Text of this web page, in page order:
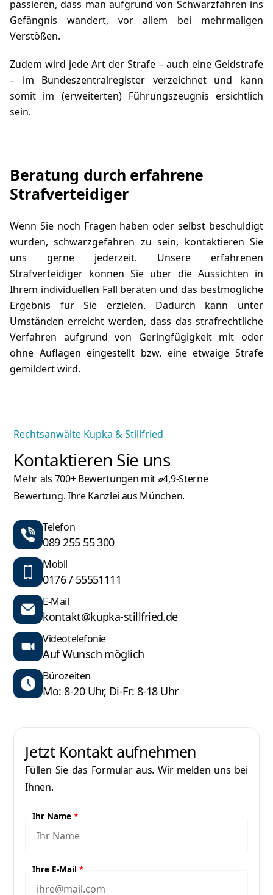
passieren, dass man aufgrund von Schwarzfahren ins
Gefängnis wandert, vor allem bei mehrmaligen
Verstößen.
Zudem wird jede Art der Strafe – auch eine Geldstrafe
– im Bundeszentralregister verzeichnet und kann
somit im (erweiterten) Führungszeugnis ersichtlich
sein.
Beratung durch erfahrene
Strafverteidiger
Wenn Sie noch Fragen haben oder selbst beschuldigt
wurden, schwarzgefahren zu sein, kontaktieren Sie
uns gerne jederzeit. Unsere erfahrenen
Strafverteidiger können Sie über die Aussichten in
Ihrem individuellen Fall beraten und das bestmögliche
Ergebnis für Sie erzielen. Dadurch kann unter
Umständen erreicht werden, dass das strafrechtliche
Verfahren aufgrund von Geringfügigkeit mit oder
ohne Auflagen eingestellt bzw. eine etwaige Strafe
gemildert wird.
Rechtsanwälte Kupka & Stillfried
Kontaktieren Sie uns
Mehr als 700+ Bewertungen mit ⌀4,9-Sterne
Bewertung. Ihre Kanzlei aus München.
Telefon
089 255 55 300
Mobil
0176 / 55551111
E-Mail
kontakt@kupka-stillfried.de
Videotelefonie
Auf Wunsch möglich
Bürozeiten
Mo: 8-20 Uhr, Di-Fr: 8-18 Uhr
Jetzt Kontakt aufnehmen
Füllen Sie das Formular aus. Wir melden uns bei
Ihnen.
Ihr Name*
Ihre E-Mail*